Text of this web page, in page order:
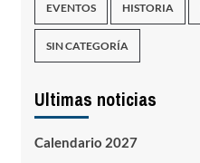
EVENTOS HISTORIA
SIN CATEGORÍA
Ultimas noticias
Calendario 2027